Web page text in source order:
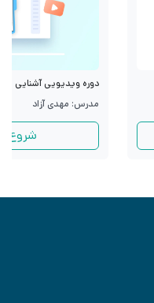
دوره ویدیویی آشنایی با
مدرس: مهدی آزاد
شروع